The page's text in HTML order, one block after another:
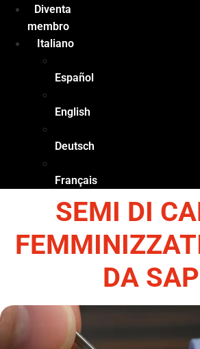
Diventa
membro
Italiano
Español
English
Deutsch
Français
SEMI DI
DA